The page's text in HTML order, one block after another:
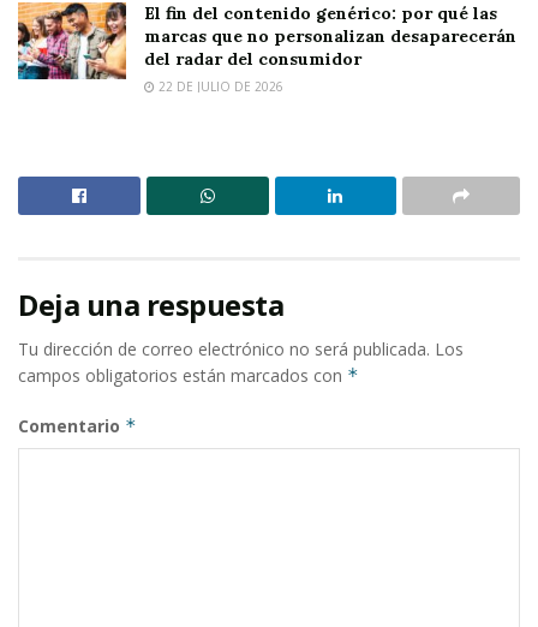
El fin del contenido genérico: por qué las
marcas que no personalizan desaparecerán
del radar del consumidor
22 DE JULIO DE 2026
Deja una respuesta
Tu dirección de correo electrónico no será publicada. Los
campos obligatorios están marcados con *
Comentario *